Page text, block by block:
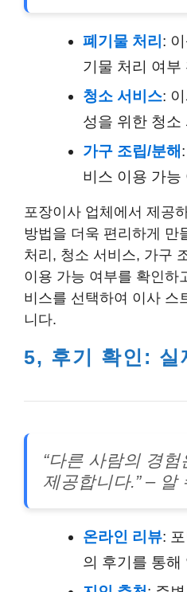
폐기물 처리 :
기물 처리 여부
청소 서비스:
성을 위한 청소
가구 조립/분해
비스 이용 가능
포장이사 업체에서 제공
방법을 더욱 편리하게 만
처리, 청소 서비스, 가구
이용 가능 여부를 확인하
비스를 선택하여 이사 스
니다.
5, 후기 확인: 실
“다른 사람의 경
제공합니다.” – 알
온라인 리뷰:
의 후기를 통해